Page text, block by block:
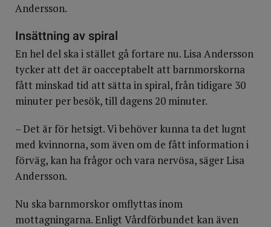
Andersson.
Insättning av spiral
En hel del ska i stället gå fortare nu. Lisa Andersson
tycker att det är oacceptabelt att barnmorskorna
fått minskad tid att sätta in spiral, från tidigare 30
minuter per besök, till dagens 20 minuter.
– Det är för hetsigt. Vi behöver kunna ta det lugnt
med kvinnorna, som även om de fått information i
förväg, kan ha frågor och vara nervösa, säger Lisa
Andersson.
Nu ska barnmorskor omflyttas inom
mottagningarna. Enligt Vårdförbundet kan även